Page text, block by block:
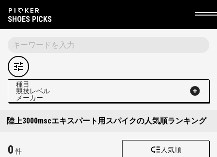
SHOES PICKS
種目
競技レベル
メーカー
陸上3000mscエキスパート用スパイクの人気順ランキング
0 件 人気順